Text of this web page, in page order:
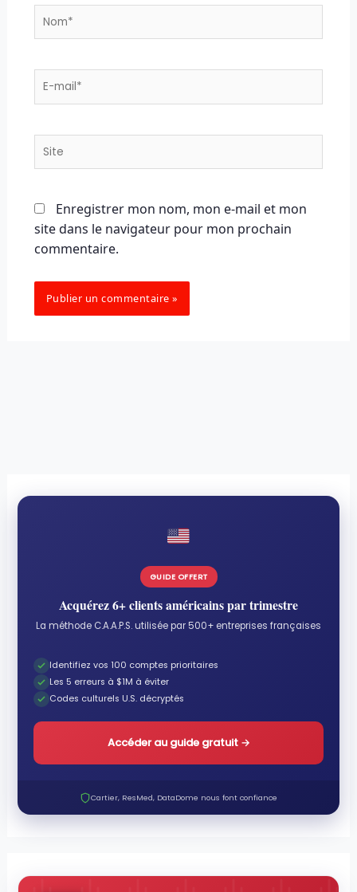
Nom*
E-
Site
Enregistrer mon nom, mon e-mail et mon
site dans le navigateur pour mon prochain
commentaire.
GUIDE OFFERT
Acquérez 6+ clients américains par trimestre
La méthode C.A.A.P.S. utilisée par 500+ entreprises françaises
Identifiez vos 100 comptes prioritaires
Les 5 erreurs à $1M à éviter
Codes culturels U.S. décryptés
Accéder au guide gratuit →
Cartier, ResMed, DataDome nous font confiance